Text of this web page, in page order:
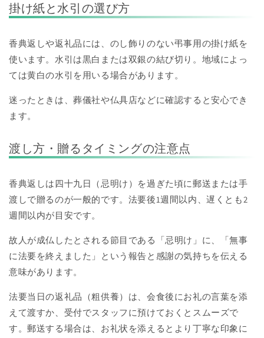
掛け紙と水引の選び方
香典返しや返礼品には、のし飾りのない弔事用の掛け紙を
使います。水引は黒白または双銀の結び切り。地域によっ
ては黄白の水引を用いる場合があります。
迷ったときは、葬儀社や仏具店などに確認すると安心でき
ます。
渡し方・贈るタイミングの注意点
香典返しは四十九日（忌明け）を過ぎた頃に郵送または手
渡しで贈るのが一般的です。法要後1週間以内、遅くとも2
週間以内が目安です。
故人が成仏したとされる節目である「忌明け」に、「無事
に法要を終えました」という報告と感謝の気持ちを伝える
意味があります。
法要当日の返礼品（粗供養）は、会食後にお礼の言葉を添
えて渡すか、受付でスタッフに預けておくとスムーズで
す。郵送する場合は、お礼状を添えるとより丁寧な印象に